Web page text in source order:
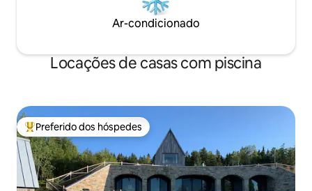
Ar-condicionado
Locações de casas com piscina
Entre os melhores preferidos dos hóspedes
Preferido dos hóspedes